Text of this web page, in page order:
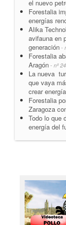
el nuevo
Forestalia
energías
Alika
avifauna en
generación -
Forestalia
Aragón - nº
La nueva
que vaya
crear
Forestalia
Zaragoza
Todo lo que
energía del